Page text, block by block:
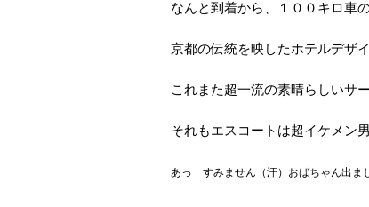
なんと到着から、１００キロ車
京都の伝統を映したホテルデザ
これまた超一流の素晴らしいサ
それもエスコートは超イケメン
あっ すみません（汗）おばちゃん出ま